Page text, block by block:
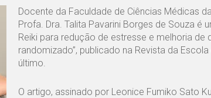
Docente da Faculdade de Ciências Médicas
Profa. Dra. Talita Pavarini Borges de Souza é
Reiki para redução de estresse e melhoria de
randomizado”, publicado na Revista da
último.
O artigo, assinado por Leonice Fumiko Sato